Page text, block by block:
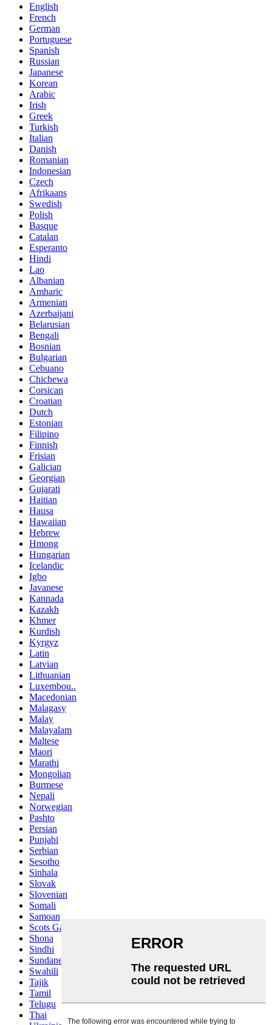
English
French
German
Portuguese
Spanish
Russian
Japanese
Korean
Arabic
Irish
Greek
Turkish
Italian
Danish
Romanian
Indonesian
Czech
Afrikaans
Swedish
Polish
Basque
Catalan
Esperanto
Hindi
Lao
Albanian
Amharic
Armenian
Azerbaijani
Belarusian
Bengali
Bosnian
Bulgarian
Cebuano
Chichewa
Corsican
Croatian
Dutch
Estonian
Filipino
Finnish
Frisian
Galician
Georgian
Gujarati
Haitian
Hausa
Hawaiian
Hebrew
Hmong
Hungarian
Icelandic
Igbo
Javanese
Kannada
Kazakh
Khmer
Kurdish
Kyrgyz
Latin
Latvian
Lithuanian
Luxembou..
Macedonian
Malagasy
Malay
Malayalam
Maltese
Maori
Marathi
Mongolian
Burmese
Nepali
Norwegian
Pashto
Persian
Punjabi
Serbian
Sesotho
Sinhala
Slovak
Slovenian
Somali
Samoan
Scots Gaelic
Shona
Sindhi
Sundanese
Swahili
Tajik
Tamil
Telugu
Thai